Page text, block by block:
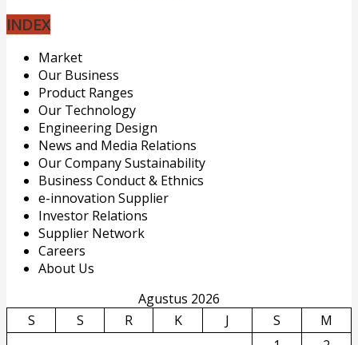
INDEX
Market
Our Business
Product Ranges
Our Technology
Engineering Design
News and Media Relations
Our Company Sustainability
Business Conduct & Ethnics
e-innovation Supplier
Investor Relations
Supplier Network
Careers
About Us
Agustus 2026
S
S R K J S
M